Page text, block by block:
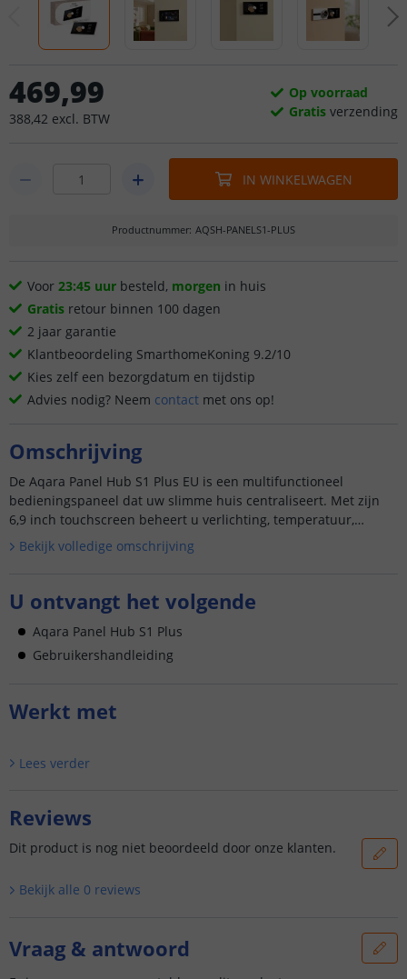
469,99
388,42 excl. BTW
Op voorraad
Gratis verzending
IN WINKELWAGEN
Productnummer: AQSH-PANELS1-PLUS
Voor 23:45 uur besteld, morgen in huis
Gratis retour binnen 100 dagen
2 jaar garantie
Klantbeoordeling SmarthomeKoning 9.2/10
Kies zelf een bezorgdatum en tijdstip
Advies nodig? Neem contact met ons op!
Omschrijving
De Aqara Panel Hub S1 Plus EU is een multifunctioneel
bedieningspaneel dat uw slimme huis centraliseert. Met zijn
6,9 inch touchscreen beheert u verlichting, temperatuur,
gordijnen en camera’s via één overzichtelijk scherm. Dit slimme
Bekijk volledige omschrijving
U ontvangt het volgende
Aqara Panel Hub S1 Plus
Gebruikershandleiding
Werkt met
Lees verder
Reviews
Dit product is nog niet beoordeeld door onze klanten.
Bekijk alle 0 reviews
Vraag & antwoord